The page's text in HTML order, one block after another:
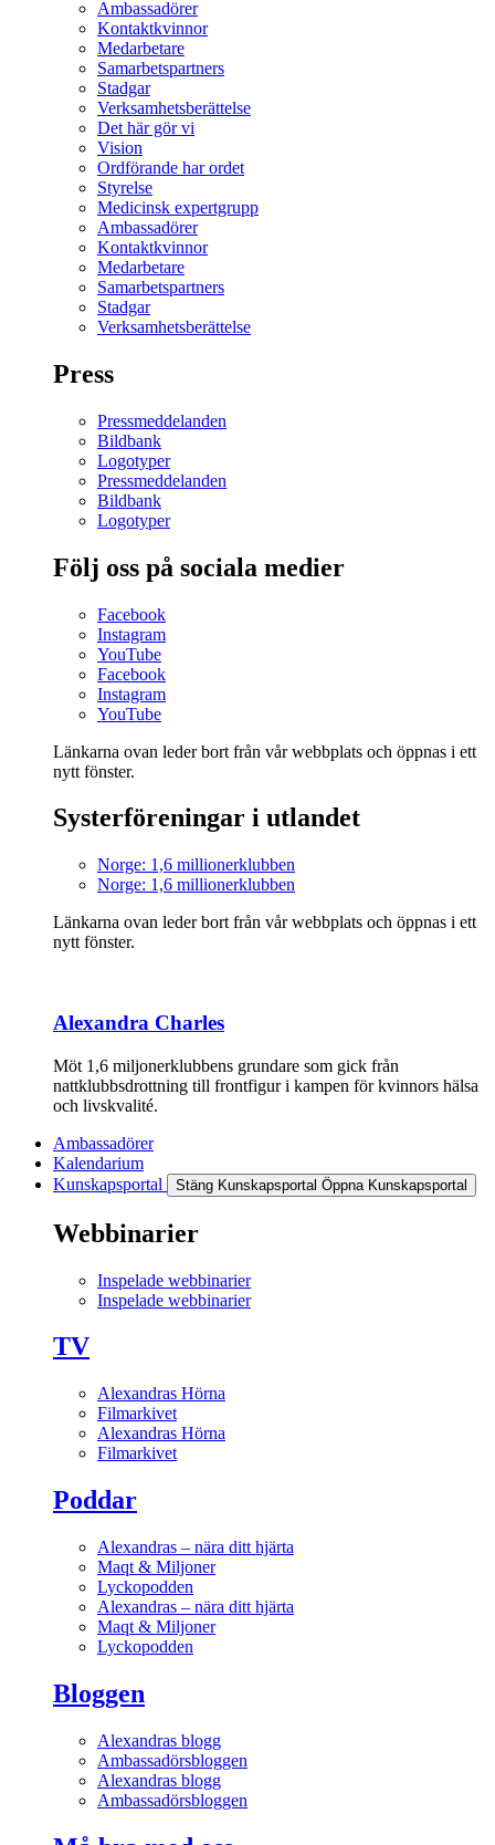
Ambassadörer
Kontaktkvinnor
Medarbetare
Samarbetspartners
Stadgar
Verksamhetsberättelse
Det här gör vi
Vision
Ordförande har ordet
Styrelse
Medicinsk expertgrupp
Ambassadörer
Kontaktkvinnor
Medarbetare
Samarbetspartners
Stadgar
Verksamhetsberättelse
Press
Pressmeddelanden
Bildbank
Logotyper
Pressmeddelanden
Bildbank
Logotyper
Följ oss på sociala medier
Facebook
Instagram
YouTube
Facebook
Instagram
YouTube
Länkarna ovan leder bort från vår webbplats och öppnas i ett
nytt fönster.
Systerföreningar i utlandet
Norge: 1,6 millionerklubben
Norge: 1,6 millionerklubben
Länkarna ovan leder bort från vår webbplats och öppnas i ett
nytt fönster.
Alexandra Charles
Möt 1,6 miljonerklubbens grundare som gick från
nattklubbsdrottning till frontfigur i kampen för kvinnors hälsa
och livskvalité.
Ambassadörer
Kalendarium
Kunskapsportal
Stäng Kunskapsportal Öppna Kunskapsportal
Webbinarier
Inspelade webbinarier
Inspelade webbinarier
TV
Alexandras Hörna
Filmarkivet
Alexandras Hörna
Filmarkivet
Poddar
Alexandras – nära ditt hjärta
Maqt & Miljoner
Lyckopodden
Alexandras – nära ditt hjärta
Maqt & Miljoner
Lyckopodden
Bloggen
Alexandras blogg
Ambassadörsbloggen
Alexandras blogg
Ambassadörsbloggen